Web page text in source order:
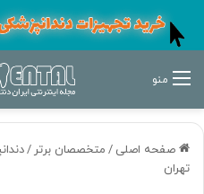
منو
صفحه اصلی / متخصصان برتر /
تهران